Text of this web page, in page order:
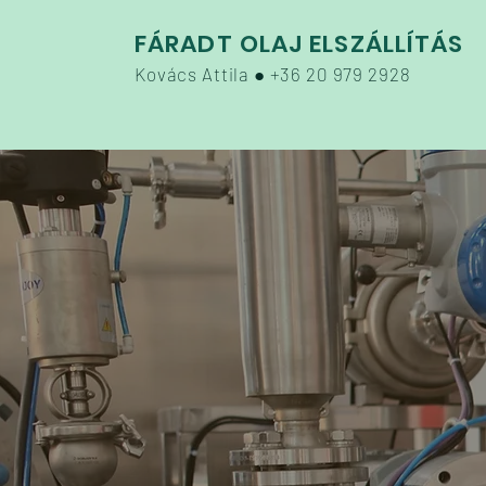
FÁRADT OLAJ ELSZÁLLÍTÁS
Kovács Attila ● +36 20 979 2928